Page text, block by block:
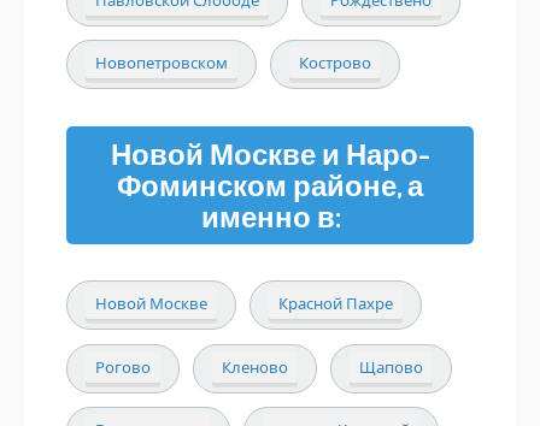
Новопетровском Кострово
Новой Москве и Наро-
Фоминском районе, а
именно в:
Новой Москве Красной Пахре
Рогово Кленово Щапово